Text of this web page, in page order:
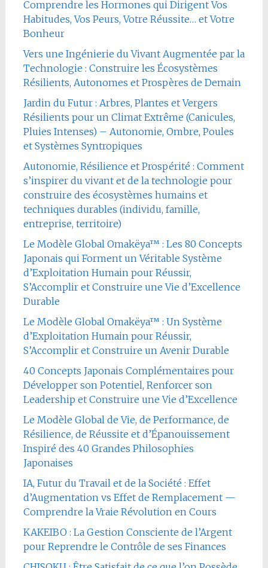
Comprendre les Hormones qui Dirigent Vos
Habitudes, Vos Peurs, Votre Réussite… et Votre
Bonheur
Vers une Ingénierie du Vivant Augmentée par la
Technologie : Construire les Écosystèmes
Résilients, Autonomes et Prospères de Demain
Jardin du Futur : Arbres, Plantes et Vergers
Résilients pour un Climat Extrême (Canicules,
Pluies Intenses) – Autonomie, Ombre, Poules
et Systèmes Syntropiques
Autonomie, Résilience et Prospérité : Comment
s’inspirer du vivant et de la technologie pour
construire des écosystèmes humains et
techniques durables (individu, famille,
entreprise, territoire)
Le Modèle Global Omakëya™ : Les 80 Concepts
Japonais qui Forment un Véritable Système
d’Exploitation Humain pour Réussir,
S’Accomplir et Construire une Vie d’Excellence
Durable
Le Modèle Global Omakëya™ : Un Système
d’Exploitation Humain pour Réussir,
S’Accomplir et Construire un Avenir Durable
40 Concepts Japonais Complémentaires pour
Développer son Potentiel, Renforcer son
Leadership et Construire une Vie d’Excellence
Le Modèle Global de Vie, de Performance, de
Résilience, de Réussite et d’Épanouissement
Inspiré des 40 Grandes Philosophies
Japonaises
IA, Futur du Travail et de la Société : Effet
d’Augmentation vs Effet de Remplacement —
Comprendre la Vraie Révolution en Cours
KAKEIBO : La Gestion Consciente de l’Argent
pour Reprendre le Contrôle de ses Finances